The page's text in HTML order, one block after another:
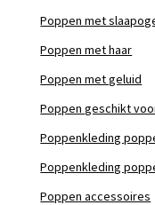
Poppen met
Poppen met haar
Poppen met geluid
Poppen geschikt
Poppenkleding
Poppenkleding
Poppen accessoires